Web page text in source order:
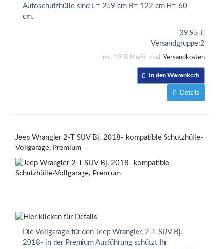
Autoschutzhülle sind L= 259 cm B= 122 cm H= 60
cm.
39,95 €
Versandgruppe:2
inkl. 19 % MwSt. zzgl. Versandkosten
In den Warenkorb
Details
Jeep Wrangler 2-T SUV Bj. 2018- kompatible Schutzhülle-
Vollgarage, Premium
Die Vollgarage für den Jeep Wrangler, 2-T SUV Bj.
2018- in der Premium Ausführung schützt Ihr